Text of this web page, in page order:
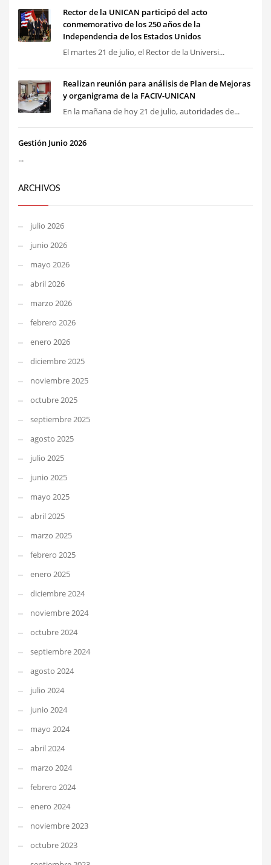
Rector de la UNICAN participó del acto
conmemorativo de los 250 años de la
Independencia de los Estados Unidos
El martes 21 de julio, el Rector de la Universi...
Realizan reunión para análisis de Plan de Mejoras
y organigrama de la FACIV-UNICAN
En la mañana de hoy 21 de julio, autoridades de...
Gestión Junio 2026
...
ARCHIVOS
julio 2026
junio 2026
mayo 2026
abril 2026
marzo 2026
febrero 2026
enero 2026
diciembre 2025
noviembre 2025
octubre 2025
septiembre 2025
agosto 2025
julio 2025
junio 2025
mayo 2025
abril 2025
marzo 2025
febrero 2025
enero 2025
diciembre 2024
noviembre 2024
octubre 2024
septiembre 2024
agosto 2024
julio 2024
junio 2024
mayo 2024
abril 2024
marzo 2024
febrero 2024
enero 2024
noviembre 2023
octubre 2023